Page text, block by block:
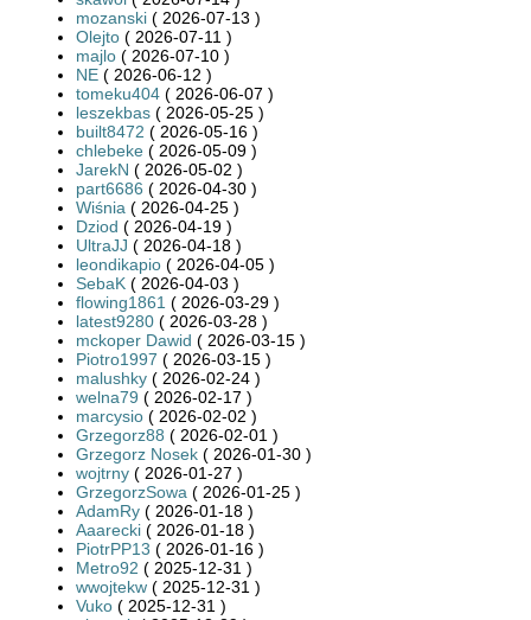
mozanski ( 2026-07-13 )
Olejto ( 2026-07-11 )
majlo ( 2026-07-10 )
NE ( 2026-06-12 )
tomeku404 ( 2026-06-07 )
leszekbas ( 2026-05-25 )
built8472 ( 2026-05-16 )
chlebeke ( 2026-05-09 )
JarekN ( 2026-05-02 )
part6686 ( 2026-04-30 )
Wiśnia ( 2026-04-25 )
Dziod ( 2026-04-19 )
UltraJJ ( 2026-04-18 )
leondikapio ( 2026-04-05 )
SebaK ( 2026-04-03 )
flowing1861 ( 2026-03-29 )
latest9280 ( 2026-03-28 )
mckoper Dawid ( 2026-03-15 )
Piotro1997 ( 2026-03-15 )
malushky ( 2026-02-24 )
welna79 ( 2026-02-17 )
marcysio ( 2026-02-02 )
Grzegorz88 ( 2026-02-01 )
Grzegorz Nosek ( 2026-01-30 )
wojtrny ( 2026-01-27 )
GrzegorzSowa ( 2026-01-25 )
AdamRy ( 2026-01-18 )
Aaarecki ( 2026-01-18 )
PiotrPP13 ( 2026-01-16 )
Metro92 ( 2025-12-31 )
wwojtekw ( 2025-12-31 )
Vuko ( 2025-12-31 )